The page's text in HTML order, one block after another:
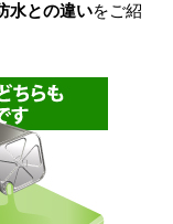
水との違いをご紹